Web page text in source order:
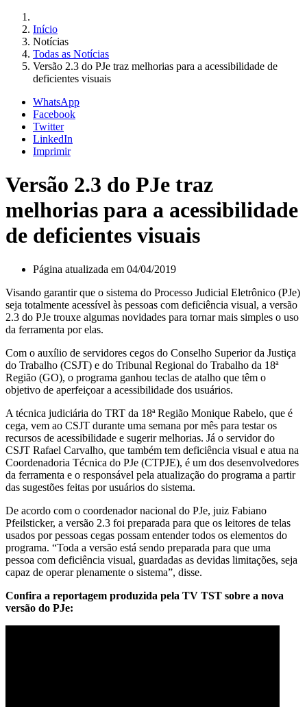
Início
Notícias
Todas as Notícias
Versão 2.3 do PJe traz melhorias para a acessibilidade de
deficientes visuais
WhatsApp
Facebook
Twitter
LinkedIn
Imprimir
Versão 2.3 do PJe traz
melhorias para a acessibilidade
de deficientes visuais
Página atualizada em 04/04/2019
Visando garantir que o sistema do Processo Judicial Eletrônico (PJe)
seja totalmente acessível às pessoas com deficiência visual, a versão
2.3 do PJe trouxe algumas novidades para tornar mais simples o uso
da ferramenta por elas.
Com o auxílio de servidores cegos do Conselho Superior da Justiça
do Trabalho (CSJT) e do Tribunal Regional do Trabalho da 18ª
Região (GO), o programa ganhou teclas de atalho que têm o
objetivo de aperfeiçoar a acessibilidade dos usuários.
A técnica judiciária do TRT da 18ª Região Monique Rabelo, que é
cega, vem ao CSJT durante uma semana por mês para testar os
recursos de acessibilidade e sugerir melhorias. Já o servidor do
CSJT Rafael Carvalho, que também tem deficiência visual e atua na
Coordenadoria Técnica do PJe (CTPJE), é um dos desenvolvedores
da ferramenta e o responsável pela atualização do programa a partir
das sugestões feitas por usuários do sistema.
De acordo com o coordenador nacional do PJe, juiz Fabiano
Pfeilsticker, a versão 2.3 foi preparada para que os leitores de telas
usados por pessoas cegas possam entender todos os elementos do
programa. “Toda a versão está sendo preparada para que uma
pessoa com deficiência visual, guardadas as devidas limitações, seja
capaz de operar plenamente o sistema”, disse.
Confira a reportagem produzida pela TV TST sobre a nova
versão do PJe: